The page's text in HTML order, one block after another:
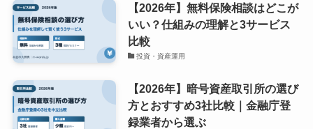
【2026年】無料保険相談はどこが
いい？仕組みの理解と3サービス
比較
投資・資産運用
【2026年】暗号資産取引所の選び
方とおすすめ3社比較｜金融庁登
録業者から選ぶ